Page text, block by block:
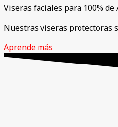
Viseras faciales para 100% de
Nuestras viseras protectoras
Aprende más